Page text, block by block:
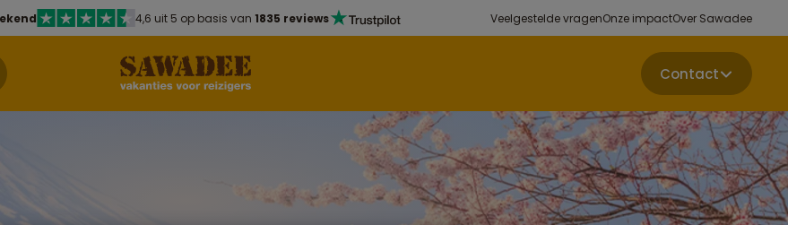
4,6 uit 5 op basis van 1835 reviews Veelgestelde vragenOnze impactOver Sawadee
Contact